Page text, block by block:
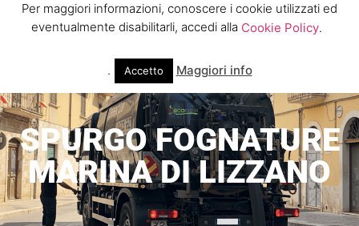
SPURGO FOGNATURE
MARINA DI LIZZANO
Per maggiori informazioni, conoscere i cookie utilizzati ed
eventualmente disabilitarli, accedi alla Cookie Policy.
. Accetto Maggiori info